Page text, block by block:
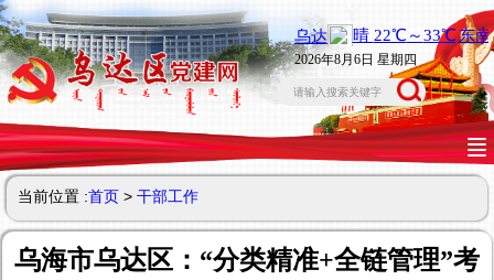
2026年8月6日 星期四
当前位置 :首页> 干部工作
乌海市乌达区：“分类精准+全链管理”考